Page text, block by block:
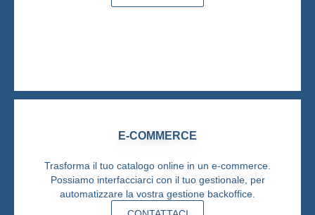
E-COMMERCE
Trasforma il tuo catalogo online in un e-commerce.
Possiamo interfacciarci con il tuo gestionale, per
automatizzare la vostra gestione backoffice.